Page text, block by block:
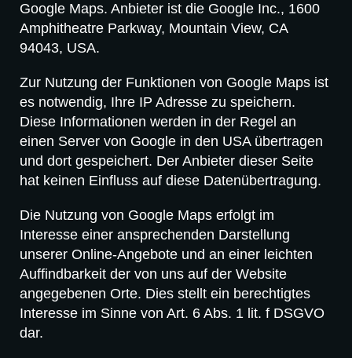
Google Maps. Anbieter ist die Google Inc., 1600
Amphitheatre Parkway, Mountain View, CA
94043, USA.
Zur Nutzung der Funktionen von Google Maps ist
es notwendig, Ihre IP Adresse zu speichern.
Diese Informationen werden in der Regel an
einen Server von Google in den USA übertragen
und dort gespeichert. Der Anbieter dieser Seite
hat keinen Einfluss auf diese Datenübertragung.
Die Nutzung von Google Maps erfolgt im
Interesse einer ansprechenden Darstellung
unserer Online-Angebote und an einer leichten
Auffindbarkeit der von uns auf der Website
angegebenen Orte. Dies stellt ein berechtigtes
Interesse im Sinne von Art. 6 Abs. 1 lit. f DSGVO
dar.